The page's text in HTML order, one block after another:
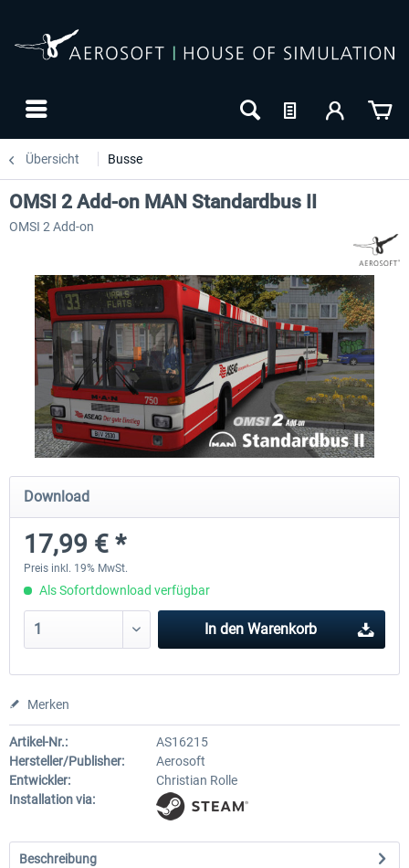
Übersicht Busse
OMSI 2 Add-on Valiant Citybus 7700
Hybrid
11,99 € *
OMSI 2 Add-on IVECO Bus-
OMSI 2 Add-on MAN Standardbus II
OMSI 2 Add-on
Download
17,99 € *
Preis inkl. 19% MwSt.
Als Sofortdownload verfügbar
In den Warenkorb
Merken
Artikel-Nr.:
AS16215
Hersteller/Publisher:
Aerosoft
Entwickler:
Christian Rolle
Installation via:
Beschreibung